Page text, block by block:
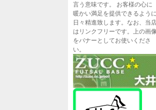
言う意味です。 お客様の心に
暖かい満足を提供できるように
日々精進致します。なお、当
はリンクフリーです。上の画
をバナーとしてお使いくださ
い。